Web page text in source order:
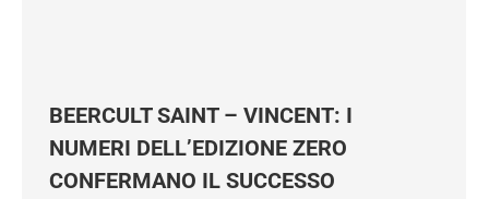
BEERCULT SAINT – VINCENT: I
NUMERI DELL’EDIZIONE ZERO
CONFERMANO IL SUCCESSO